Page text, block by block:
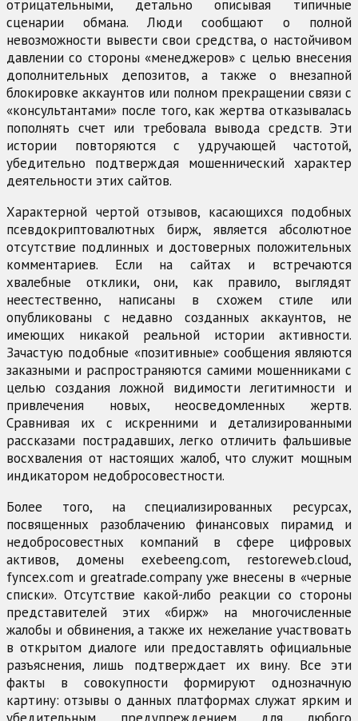
отрицательными, детально описывая типичные
сценарии обмана. Люди сообщают о полной
невозможности вывести свои средства, о настойчивом
давлении со стороны «менеджеров» с целью внесения
дополнительных депозитов, а также о внезапной
блокировке аккаунтов или полном прекращении связи с
«консультантами» после того, как жертва отказывалась
пополнять счет или требовала вывода средств. Эти
истории повторяются с удручающей частотой,
убедительно подтверждая мошеннический характер
деятельности этих сайтов.
Характерной чертой отзывов, касающихся подобных
псевдокриптовалютных бирж, является абсолютное
отсутствие подлинных и достоверных положительных
комментариев. Если на сайтах и встречаются
хвалебные отклики, они, как правило, выглядят
неестественно, написаны в схожем стиле или
опубликованы с недавно созданных аккаунтов, не
имеющих никакой реальной истории активности.
Зачастую подобные «позитивные» сообщения являются
заказными и распространяются самими мошенниками с
целью создания ложной видимости легитимности и
привлечения новых, неосведомленных жертв.
Сравнивая их с искренними и детализированными
рассказами пострадавших, легко отличить фальшивые
восхваления от настоящих жалоб, что служит мощным
индикатором недобросовестности.
Более того, на специализированных ресурсах,
посвященных разоблачению финансовых пирамид и
недобросовестных компаний в сфере цифровых
активов, домены exebeeng.com, restoreweb.cloud,
fyncex.com и greatrade.company уже внесены в «черные
списки». Отсутствие какой-либо реакции со стороны
представителей этих «бирж» на многочисленные
жалобы и обвинения, а также их нежелание участвовать
в открытом диалоге или предоставлять официальные
разъяснения, лишь подтверждает их вину. Все эти
факты в совокупности формируют однозначную
картину: отзывы о данных платформах служат ярким и